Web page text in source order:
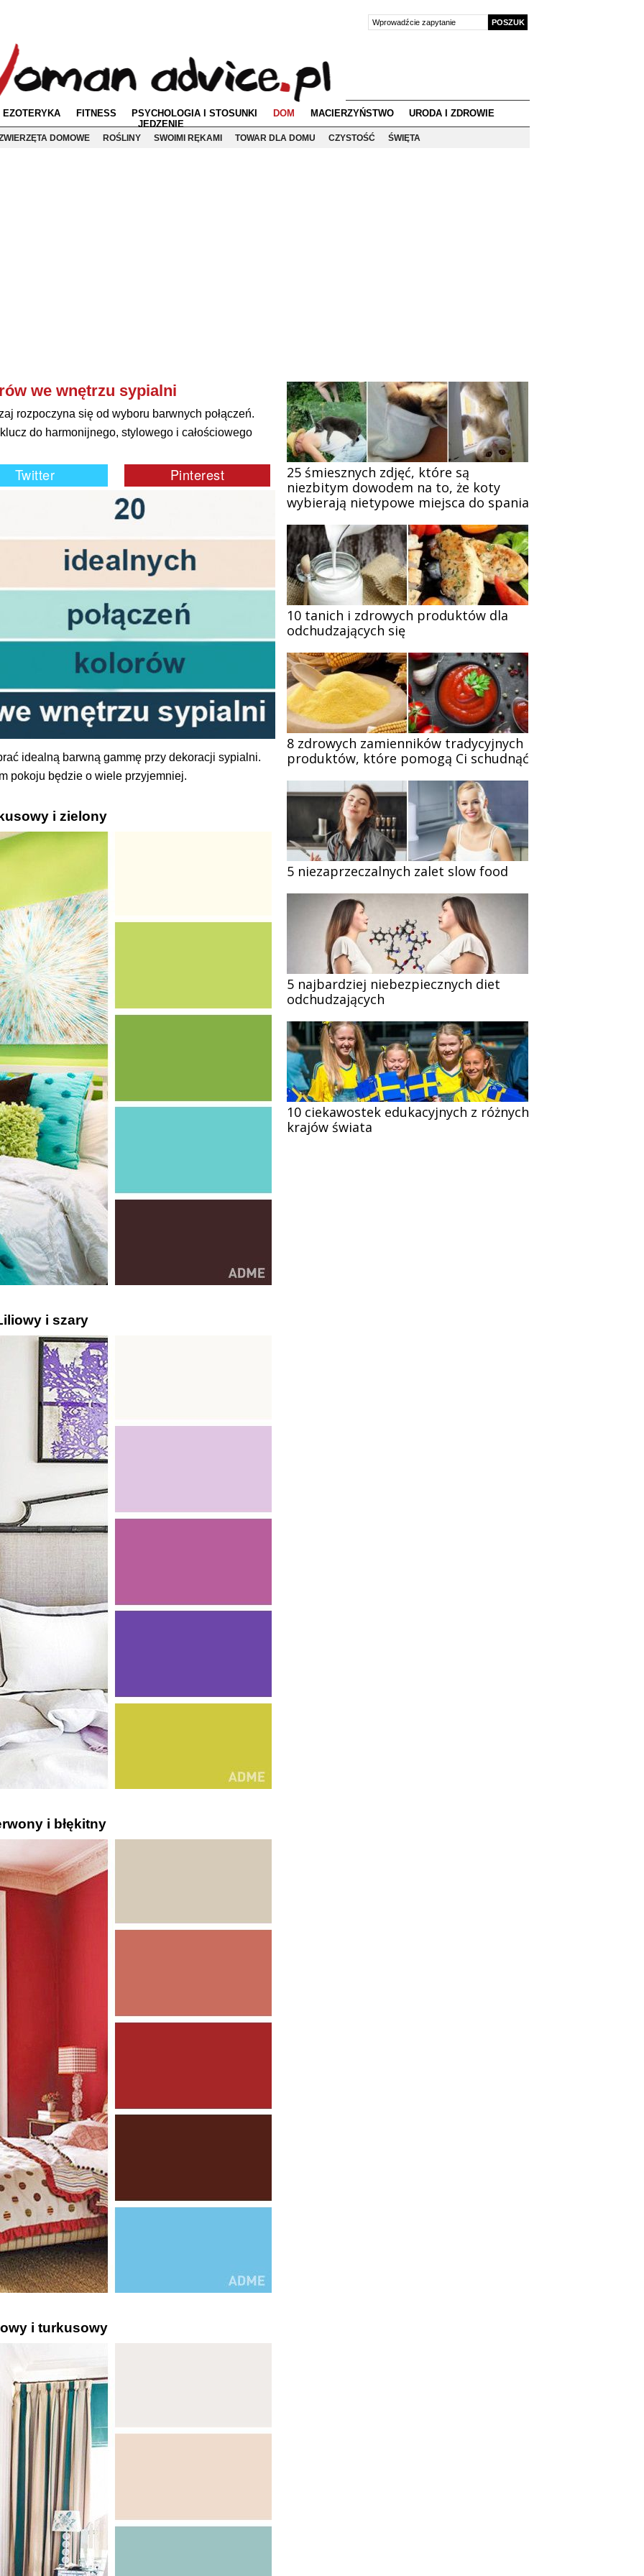
EZOTERYKA FITNESS PSYCHOLOGIA I STOSUNKI DOM MACIERZYŃSTWO
URODA I ZDROWIE
JEDZENIE
DOMOWE
ROŚLINY SWOIMI RĘKAMI TOWAR DLA DOMU CZYSTOŚĆ ŚWIĘTA
we wnętrzu sypialni
rozpoczyna się od wyboru barwnych połączeń.
do harmonijnego, stylowego i całościowego
idealną barwną gammę przy dekoracji sypialni.
pokoju będzie o wiele przyjemniej.
i zielony
i szary
i błękitny
i turkusowy
25 śmiesznych zdjęć, które są
niezbitym dowodem na to, że koty
wybierają nietypowe miejsca do spania
10 tanich i zdrowych produktów dla
odchudzających się
8 zdrowych zamienników tradycyjnych
produktów, które pomogą Ci schudnąć
5 niezaprzeczalnych zalet slow food
5 najbardziej niebezpiecznych diet
odchudzających
10 ciekawostek edukacyjnych z różnych
krajów świata